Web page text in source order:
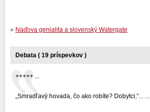
« Naďova genialita a slovenský Watergate
Debata ( 19 príspevkov )
+++++ ...
„Smradľavý hovada, čo ako robíte? Dobytci,“... ...